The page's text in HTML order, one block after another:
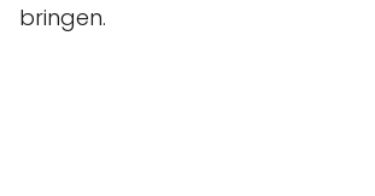
bringen.